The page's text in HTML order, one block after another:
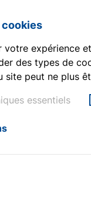
cookies
votre expérience
des types de
site peut ne plus
essentiels